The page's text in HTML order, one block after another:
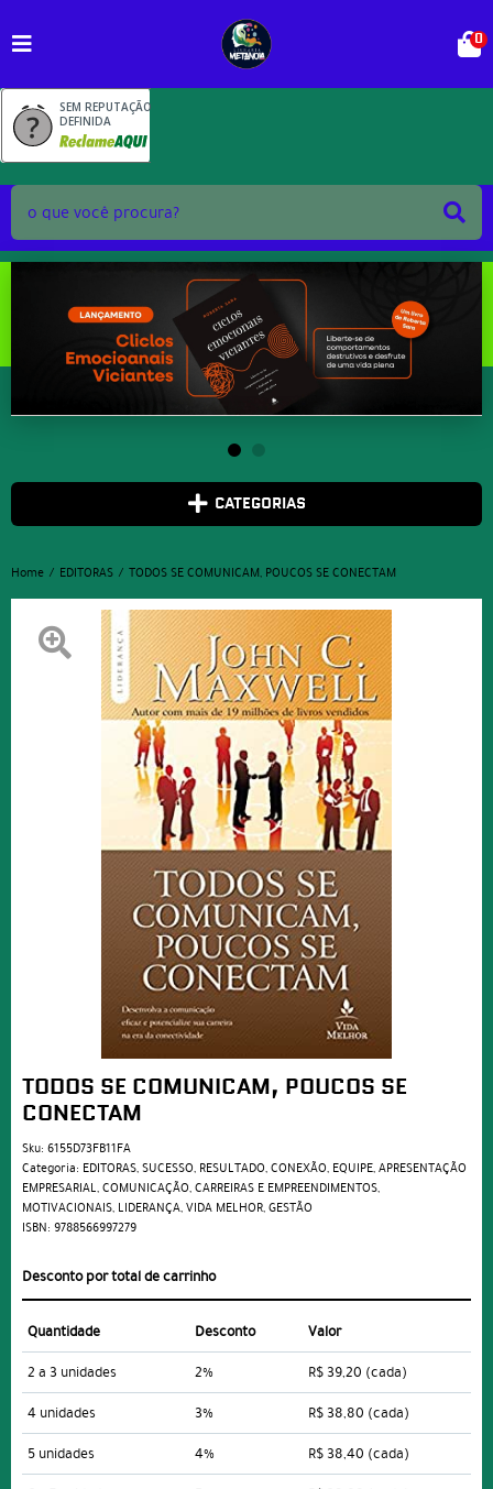
SEM REPUTAÇÃO
DEFINIDA
0
CATEGORIAS
Home EDITORAS TODOS SE COMUNICAM, POUCOS SE CONECTAM
TODOS SE COMUNICAM, POUCOS SE
CONECTAM
Sku: 6155D73FB11FA
Categoria: EDITORAS,SUCESSO, RESULTADO,CONEXÃO, EQUIPE,APRESENTAÇÃO
EMPRESARIAL,COMUNICAÇÃO,CARREIRAS E EMPREENDIMENTOS,
MOTIVACIONAIS, LIDERANÇA,VIDA MELHOR,GESTÃO
ISBN: 9788566997279
Desconto por total de carrinho
Quantidade Desconto
Valor
2 a 3 unidades
2% R$ 39,20 (cada)
4 unidades
3% R$ 38,80 (cada)
5 unidades
4% R$ 38,40 (cada)